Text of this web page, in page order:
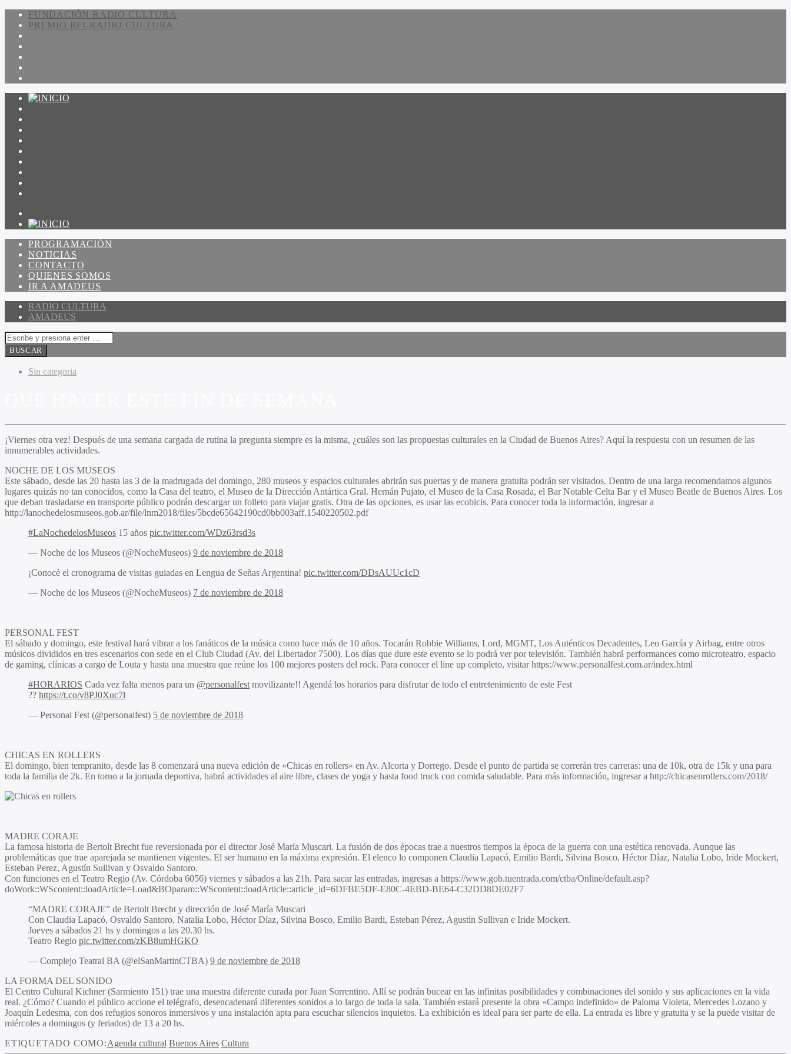
FUNDACIÓN RADIO CULTURA
PREMIO RFI-RADIO CULTURA
PROGRAMACIÓN
NOTICIAS
CONTACTO
QUIENES SOMOS
IR A AMADEUS
RADIO CULTURA
AMADEUS
Sin categoria
¡Viernes otra vez! Después de una semana cargada de rutina la pregunta siempre es la misma, ¿cuáles son las propuestas culturales en la Ciudad de Buenos Aires? Aquí la respuesta con un resumen de las
innumerables actividades.
NOCHE DE LOS MUSEOS
Este sábado, desde las 20 hasta las 3 de la madrugada del domingo, 280 museos y espacios culturales abrirán sus puertas y de manera gratuita podrán ser visitados. Dentro de una larga recomendamos algunos
lugares quizás no tan conocidos, como la Casa del teatro, el Museo de la Dirección Antártica Gral. Hernán Pujato, el Museo de la Casa Rosada, el Bar Notable Celta Bar y el Museo Beatle de Buenos Aires. Los
que deban trasladarse en transporte público podrán descargar un folleto para viajar gratis. Otra de las opciones, es usar las ecobicis. Para conocer toda la información, ingresar a
http://lanochedelosmuseos.gob.ar/file/lnm2018/files/5bcde65642190cd0bb003aff.1540220502.pdf
#LaNochedelosMuseos 15 años pic.twitter.com/WDz63rsd3s
— Noche de los Museos (@NocheMuseos) 9 de noviembre de 2018
¡Conocé el cronograma de visitas guiadas en Lengua de Señas Argentina! pic.twitter.com/DDsAUUc1cD
— Noche de los Museos (@NocheMuseos) 7 de noviembre de 2018
PERSONAL FEST
El sábado y domingo, este festival hará vibrar a los fanáticos de la música como hace más de 10 años. Tocarán Robbie Williams, Lord, MGMT, Los Auténticos Decadentes, Leo García y Airbag, entre otros
músicos divididos en tres escenarios con sede en el Club Ciudad (Av. del Libertador 7500). Los días que dure este evento se lo podrá ver por televisión. También habrá performances como microteatro, espacio
de gaming, clínicas a cargo de Louta y hasta una muestra que reúne los 100 mejores posters del rock. Para conocer el line up completo, visitar https://www.personalfest.com.ar/index.html
#HORARIOS Cada vez falta menos para un @personalfest movilizante!! Agendá los horarios para disfrutar de todo el entretenimiento de este Fest
?? https://t.co/v8PJ0Xuc7l
— Personal Fest (@personalfest) 5 de noviembre de 2018
CHICAS EN ROLLERS
El domingo, bien tempranito, desde las 8 comenzará una nueva edición de «Chicas en rollers» en Av. Alcorta y Dorrego. Desde el punto de partida se correrán tres carreras: una de 10k, otra de 15k y una para
toda la familia de 2k. En torno a la jornada deportiva, habrá actividades al aire libre, clases de yoga y hasta food truck con comida saludable. Para más información, ingresar a http://chicasenrollers.com/2018/
MADRE CORAJE
La famosa historia de Bertolt Brecht fue reversionada por el director José María Muscari. La fusión de dos épocas trae a nuestros tiempos la época de la guerra con una estética renovada. Aunque las
problemáticas que trae aparejada se mantienen vigentes. El ser humano en la máxima expresión. El elenco lo componen Claudia Lapacó, Emilio Bardi, Silvina Bosco, Héctor Díaz, Natalia Lobo, Iride Mockert,
Esteban Perez, Agustín Sullivan y Osvaldo Santoro.
Con funciones en el Teatro Regio (Av. Córdoba 6056) viernes y sábados a las 21h. Para sacar las entradas, ingresas a https://www.gob.tuentrada.com/ctba/Online/default.asp?
doWork::WScontent::loadArticle=Load&BOparam::WScontent::loadArticle::article_id=6DFBE5DF-E80C-4EBD-BE64-C32DD8DE02F7
“MADRE CORAJE” de Bertolt Brecht y dirección de José María Muscari
Con Claudia Lapacó, Osvaldo Santoro, Natalia Lobo, Héctor Díaz, Silvina Bosco, Emilio Bardi, Esteban Pérez, Agustín Sullivan e Iride Mockert.
Jueves a sábados 21 hs y domingos a las 20.30 hs.
Teatro Regio pic.twitter.com/zKB8umHGKO
— Complejo Teatral BA (@elSanMartinCTBA) 9 de noviembre de 2018
LA FORMA DEL SONIDO
El Centro Cultural Kichner (Sarmiento 151) trae una muestra diferente curada por Juan Sorrentino. Allí se podrán bucear en las infinitas posibilidades y combinaciones del sonido y sus aplicaciones en la vida
real. ¿Cómo? Cuando el público accione el telégrafo, desencadenará diferentes sonidos a lo largo de toda la sala. También estará presente la obra «Campo indefinido» de Paloma Violeta, Mercedes Lozano y
Joaquín Ledesma, con dos refugios sonoros inmersivos y una instalación apta para escuchar silencios inquietos. La exhibición es ideal para ser parte de ella. La entrada es libre y gratuita y se la puede visitar de
miércoles a domingos (y feriados) de 13 a 20 hs.
ETIQUETADO COMO:Agenda cultural Buenos Aires Cultura